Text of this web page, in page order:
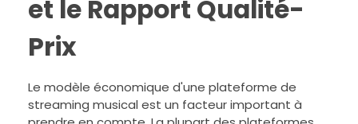
et le Rapport Qualité-
Prix
Le modèle économique d'une plateforme de
streaming musical est un facteur important à